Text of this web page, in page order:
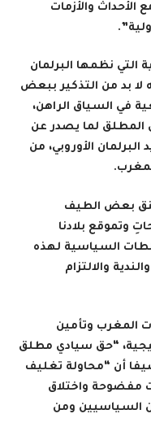
الأحداث والأزمات
التي نظمها البرلمان
لا بد من التذكير ببعض
في السياق الراهن،
المطلق لما يصدر عن
الأوروبي، من
.
بعض الطيف
وتموقع بلادنا
السياسية لهذه
والالتزام
المغرب وتأمين
“حق سيادي مطلق
أن “محاولة تغليف
مفضوحة واختلاق
السياسيين ومن